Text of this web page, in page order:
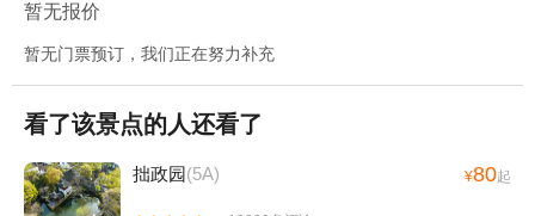
暂无报价
暂无门票预订，我们正在努力补充
看了该景点的人还看了
拙政园(5A) ¥80起